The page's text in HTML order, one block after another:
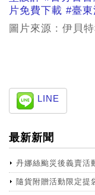
片免費下載 #臺
圖片來源 : 伊貝
LINE
最新新聞
丹娜絲颱災後義賣活
隨貨附贈活動限定提